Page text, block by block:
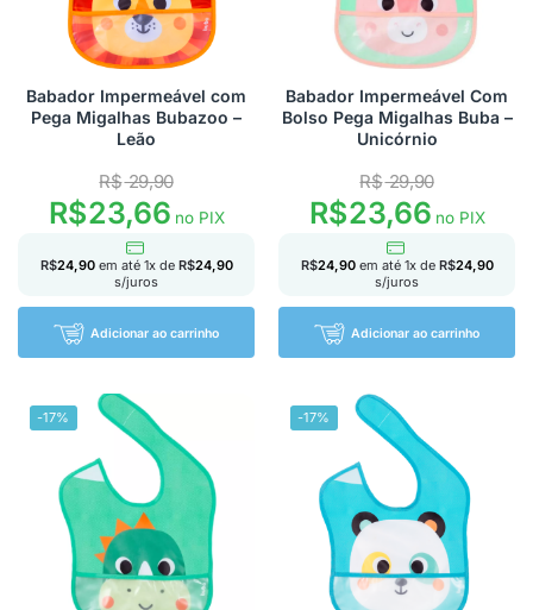
Babador Impermeável com
Pega Migalhas Bubazoo –
Leão
R$29,90
R$23,66no PIX
R$24,90 em até 1x de R$24,90
s/juros
Adicionar ao carrinho
Babador Impermeável Com
Bolso Pega Migalhas Buba –
Unicórnio
R$29,90
R$23,66no PIX
R$24,90 em até 1x de R$24,90
s/juros
Adicionar ao carrinho
-17% -17%